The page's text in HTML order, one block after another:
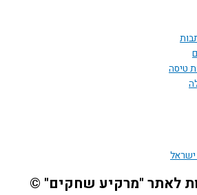
"מרקיע שחקים" ©